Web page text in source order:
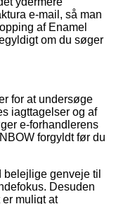
e-mail, så man
af Enamel
om du søger
for at undersøge
iagttagelser og af
e-forhandlerens
forgyldt før du
belejlige genveje til
Desuden
muligt at